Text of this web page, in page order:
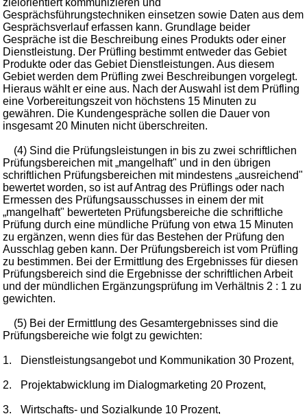
Gesprächsführungstechniken einsetzen sowie Daten aus dem
Gesprächsverlauf erfassen kann. Grundlage beider
Gespräche ist die Beschreibung eines Produkts oder einer
Dienstleistung. Der Prüfling bestimmt entweder das Gebiet
Produkte oder das Gebiet Dienstleistungen. Aus diesem
Gebiet werden dem Prüfling zwei Beschreibungen vorgelegt.
Hieraus wählt er eine aus. Nach der Auswahl ist dem Prüfling
eine Vorbereitungszeit von höchstens 15 Minuten zu
gewähren. Die Kundengespräche sollen die Dauer von
insgesamt 20 Minuten nicht überschreiten.
(4) Sind die Prüfungsleistungen in bis zu zwei schriftlichen
Prüfungsbereichen mit „mangelhaft" und in den übrigen
schriftlichen Prüfungsbereichen mit mindestens „ausreichend"
bewertet worden, so ist auf Antrag des Prüflings oder nach
Ermessen des Prüfungsausschusses in einem der mit
„mangelhaft" bewerteten Prüfungsbereiche die schriftliche
Prüfung durch eine mündliche Prüfung von etwa 15 Minuten
zu ergänzen, wenn dies für das Bestehen der Prüfung den
Ausschlag geben kann. Der Prüfungsbereich ist vom Prüfling
zu bestimmen. Bei der Ermittlung des Ergebnisses für diesen
Prüfungsbereich sind die Ergebnisse der schriftlichen Arbeit
und der mündlichen Ergänzungsprüfung im Verhältnis 2 : 1 zu
gewichten.
(5) Bei der Ermittlung des Gesamtergebnisses sind die
Prüfungsbereiche wie folgt zu gewichten:
1. Dienstleistungsangebot und Kommunikation 30 Prozent,
2. Projektabwicklung im Dialogmarketing 20 Prozent,
3. Wirtschafts- und Sozialkunde 10 Prozent,